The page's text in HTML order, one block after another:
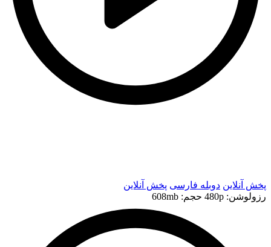
پخش آنلاین دوبله فارسی پخش آنلاین
رزولوشن: 480p
حجم: 608mb